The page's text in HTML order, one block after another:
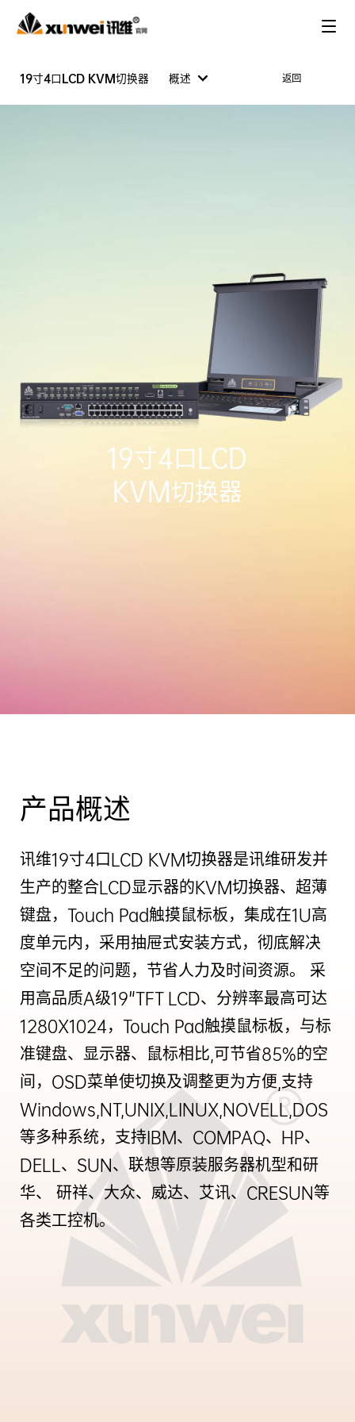
19寸4口LCD KVM切换器 概述 返回
19寸4口LCD
KVM切换器
产品概述
讯维19寸4口LCD KVM切换器是讯维研发并
生产的整合LCD显示器的KVM切换器、超薄
键盘，Touch Pad触摸鼠标板，集成在1U高
度单元内，采用抽屉式安装方式，彻底解决
空间不足的问题，节省人力及时间资源。 采
用高品质A级19"TFT LCD、分辨率最高可达
1280X1024，Touch Pad触摸鼠标板，与标
准键盘、显示器、鼠标相比,可节省85%的空
间，OSD菜单使切换及调整更为方便,支持
Windows,NT,UNIX,LINUX,NOVELL,DOS
等多种系统，支持IBM、COMPAQ、HP、
DELL、SUN、联想等原装服务器机型和研
华、 研祥、大众、威达、艾讯、CRESUN等
各类工控机。